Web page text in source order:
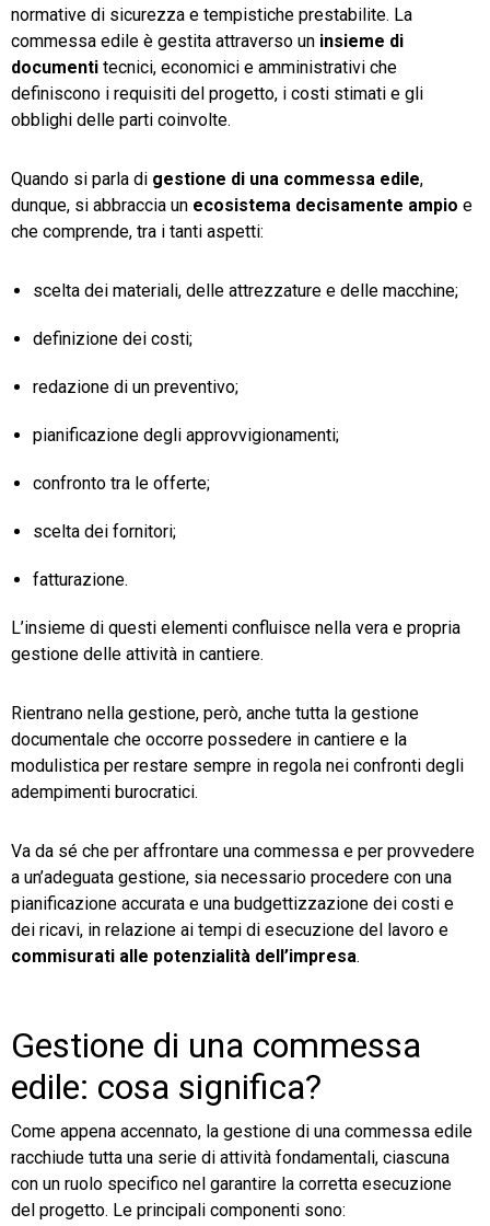
normative di sicurezza e tempistiche prestabilite. La
commessa edile è gestita attraverso un insieme di
documenti tecnici, economici e amministrativi che
definiscono i requisiti del progetto, i costi stimati e gli
obblighi delle parti coinvolte.
Quando si parla di gestione di una commessa edile,
dunque, si abbraccia un ecosistema decisamente ampio e
che comprende, tra i tanti aspetti:
scelta dei materiali, delle attrezzature e delle macchine;
definizione dei costi;
redazione di un preventivo;
pianificazione degli approvvigionamenti;
confronto tra le offerte;
scelta dei fornitori;
fatturazione.
L’insieme di questi elementi confluisce nella vera e propria
gestione delle attività in cantiere.
Rientrano nella gestione, però, anche tutta la gestione
documentale che occorre possedere in cantiere e la
modulistica per restare sempre in regola nei confronti degli
adempimenti burocratici.
Va da sé che per affrontare una commessa e per provvedere
a un’adeguata gestione, sia necessario procedere con una
pianificazione accurata e una budgettizzazione dei costi e
dei ricavi, in relazione ai tempi di esecuzione del lavoro e
commisurati alle potenzialità dell’impresa.
Gestione di una commessa
edile: cosa significa?
Come appena accennato, la gestione di una commessa edile
racchiude tutta una serie di attività fondamentali, ciascuna
con un ruolo specifico nel garantire la corretta esecuzione
del progetto. Le principali componenti sono: